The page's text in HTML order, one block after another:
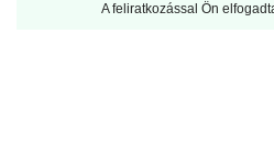
A feliratkozással Ön